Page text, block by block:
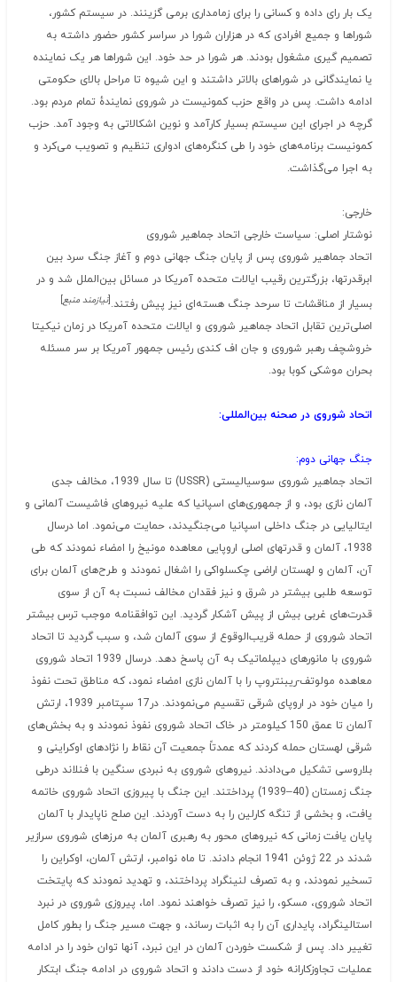
یک بار رای داده و کسانی را برای زمامداری برمی گزینند. در سیستم کشور،
شوراها و جمیع افرادی که در هزاران شورا در سراسر کشور حضور داشته به
تصمیم گیری مشغول بودند. هر شورا در حد خود. این شوراها هر یک نماینده
یا نمایندگانی در شوراهای بالاتر داشتند و این شیوه تا مراحل بالای حکومتی
ادامه داشت. پس در واقع حزب کمونیست در شوروی نمایندهٔ تمام مردم بود.
گرچه در اجرای این سیستم بسیار کارآمد و نوین اشکالاتی به وجود آمد. حزب
کمونیست برنامه‌های خود را طی کنگره‌های ادواری تنظیم و تصویب می‌کرد و
به اجرا می‌گذاشت.
خارجی:
نوشتار اصلی: سیاست خارجی اتحاد جماهیر شوروی
اتحاد جماهیر شوروی پس از پایان جنگ جهانی دوم و آغاز جنگ سرد بین
ابرقدرتها، بزرگترین رقیب ایالات متحده آمریکا در مسائل بین‌الملل شد و در
بسیار از مناقشات تا سرحد جنگ هسته‌ای نیز پیش رفتند. [نیازمند منبع]
اصلی‌ترین تقابل اتحاد جماهیر شوروی و ایالات متحده آمریکا در زمان نیکیتا
خروشچف رهبر شوروی و جان اف کندی رئیس جمهور آمریکا بر سر مسئله
بحران موشکی کوبا بود.
اتحاد شوروی در صحنه بین‌المللی:
جنگ جهانی دوم:
اتحاد جماهیر شوروی سوسیالیستی (USSR) تا سال 1939، مخالف جدی
آلمان نازی بود، و از جمهوری‌های اسپانیا که علیه نیروهای فاشیست آلمانی و
ایتالیایی در جنگ داخلی اسپانیا می‌جنگیدند، حمایت می‌نمود. اما درسال
1938، آلمان و قدرتهای اصلی اروپایی معاهده مونیخ را امضاء نمودند که طی
آن، آلمان و لهستان اراضی چکسلواکی را اشغال نمودند و طرح‌های آلمان برای
توسعه طلبی بیشتر در شرق و نیز فقدان مخالف نسبت به آن از سوی
قدرت‌های غربی بیش از پیش آشکار گردید. این توافقنامه موجب ترس بیشتر
اتحاد شوروی از حمله قریب‌الوقوع از سوی آلمان شد، و سبب گردید تا اتحاد
شوروی با مانورهای دیپلماتیک به آن پاسخ دهد. درسال 1939 اتحاد شوروی
معاهده مولوتف-ریبنتروپ را با آلمان نازی امضاء نمود، که مناطق تحت نفوذ
را میان خود در اروپای شرقی تقسیم می‌نمودند. در17 سپتامبر 1939، ارتش
آلمان تا عمق 150 کیلومتر در خاک اتحاد شوروی نفوذ نمودند و به بخش‌های
شرقی لهستان حمله کردند که عمدتاً جمعیت آن نقاط را نژادهای اوکراینی و
بلاروسی تشکیل می‌دادند. نیروهای شوروی به نبردی سنگین با فنلاند درطی
جنگ زمستان (40–1939) پرداختند. این جنگ با پیروزی اتحاد شوروی خاتمه
یافت، و بخشی از تنگه کارلین را به دست آوردند. این صلح ناپایدار با آلمان
پایان یافت زمانی که نیروهای محور به رهبری آلمان به مرزهای شوروی سرازیر
شدند در 22 ژوئن 1941 انجام دادند. تا ماه نوامبر، ارتش آلمان، اوکراین را
تسخیر نمودند، و به تصرف لنینگراد پرداختند، و تهدید نمودند که پایتخت
اتحاد شوروی، مسکو، را نیز تصرف خواهند نمود. اما، پیروزی شوروی در نبرد
استالینگراد، پایداری آن را به اثبات رساند، و جهت مسیر جنگ را بطور کامل
تغییر داد. پس از شکست خوردن آلمان در این نبرد، آنها توان خود را در ادامه
عملیات تجاوزکارانه خود از دست دادند و اتحاد شوروی در ادامه جنگ ابتکار